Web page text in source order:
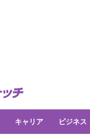
キャリア ビジネス